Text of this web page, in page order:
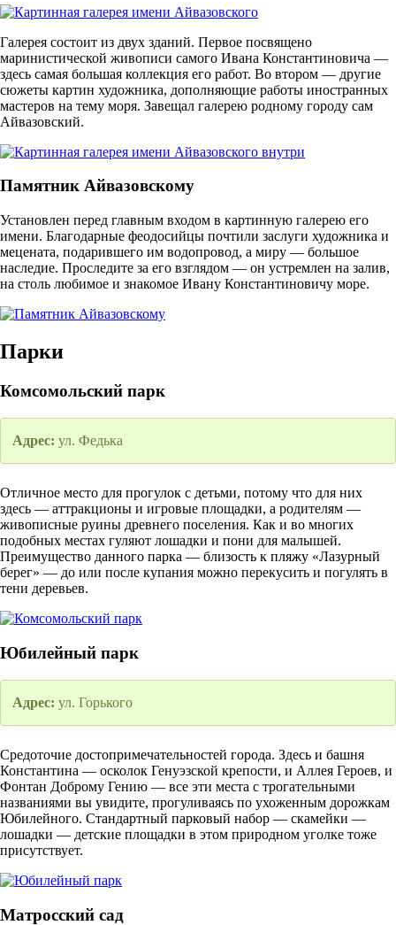
Галерея состоит из двух зданий. Первое посвящено
маринистической живописи самого Ивана Константиновича —
здесь самая большая коллекция его работ. Во втором — другие
сюжеты картин художника, дополняющие работы иностранных
мастеров на тему моря. Завещал галерею родному городу сам
Айвазовский.
Памятник Айвазовскому
Установлен перед главным входом в картинную галерею его
имени. Благодарные феодосийцы почтили заслуги художника и
мецената, подарившего им водопровод, а миру — большое
наследие. Проследите за его взглядом — он устремлен на залив,
на столь любимое и знакомое Ивану Константиновичу море.
Парки
Комсомольский парк
Адрес: ул. Федька
Отличное место для прогулок с детьми, потому что для них
здесь — аттракционы и игровые площадки, а родителям —
живописные руины древнего поселения. Как и во многих
подобных местах гуляют лошадки и пони для малышей.
Преимущество данного парка — близость к пляжу «Лазурный
берег» — до или после купания можно перекусить и погулять в
тени деревьев.
Юбилейный парк
Адрес: ул. Горького
Средоточие достопримечательностей города. Здесь и башня
Константина — осколок Генуэзской крепости, и Аллея Героев, и
Фонтан Доброму Гению — все эти места с трогательными
названиями вы увидите, прогуливаясь по ухоженным дорожкам
Юбилейного. Стандартный парковый набор — скамейки —
лошадки — детские площадки в этом природном уголке тоже
присутствует.
Матросский сад